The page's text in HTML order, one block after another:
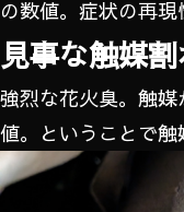
の数値。症状の再現
見事な触媒
強烈な花火臭。触
値。ということで触